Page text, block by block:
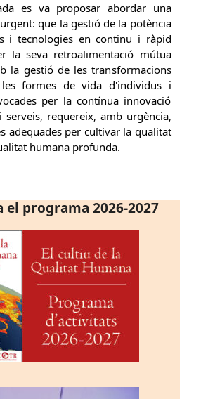
es va proposar abordar una
que la gestió de la potència
i tecnologies en continu i ràpid
la seva retroalimentació mútua
la gestió de les transformacions
formes de vida d'individus i
per la contínua innovació
serveis, requereix, amb urgència,
adequades per cultivar la qualitat
humana profunda.
el programa 2026-2027